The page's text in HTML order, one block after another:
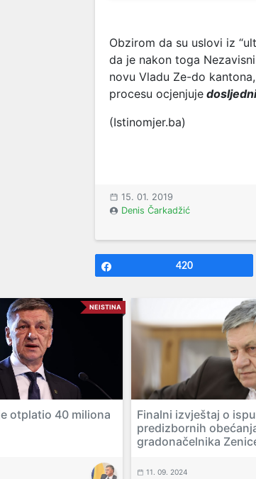
Obzirom da su uslovi iz
da je nakon toga
novu Vladu Ze-do
procesu ocjenjuje
(Istinomjer.ba)
15. 01. 2019
Denis Čarkadžić
420
NEISTINA
otplatio 40 miliona
Finalni izvještaj o
predizbornih
gradonačelnika
11. 09. 2024